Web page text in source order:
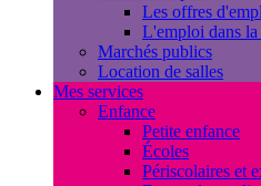
Les offres
L'emploi dans
Marchés publics
Location de salles
Mes services
Enfance
Petite enfance
Écoles
Périscolaires et